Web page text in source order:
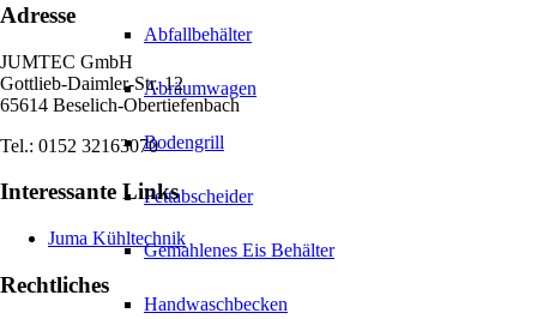
Abfallbehälter
Abräumwagen
Bodengrill
Fettabscheider
Gemahlenes Eis Behälter
Handwaschbecken
Adresse
JUMTEC GmbH
Gottlieb-Daimler-Str. 12
65614 Beselich-Obertiefenbach
Tel.: 0152 32163070
Interessante Links
Juma Kühltechnik
Rechtliches